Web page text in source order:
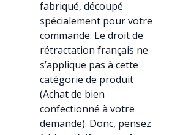
fabriqué, découpé
spécialement pour votre
commande. Le droit de
rétractation français ne
s’applique pas à cette
catégorie de produit
(Achat de bien
confectionné à votre
demande). Donc, pensez